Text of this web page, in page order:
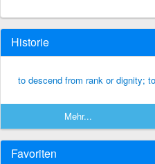
Historie
to descend from rank or dignity;
Mehr...
Favoriten